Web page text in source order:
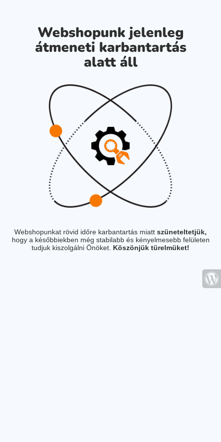
Webshopunk jelenleg
átmeneti karbantartás
alatt áll
Webshopunkat rövid időre karbantartás miatt szüneteltetjük,
hogy a későbbiekben még stabilabb és kényelmesebb felületen
tudjuk kiszolgálni Önöket. Köszönjük türelmüket!